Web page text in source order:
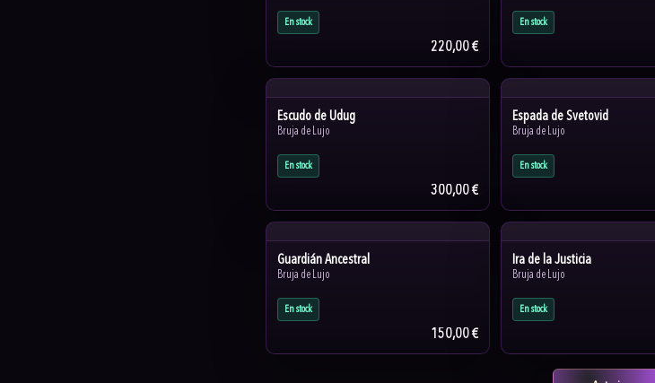
En stock
220,00 €
En stock
Escudo de Udug
Bruja de Lujo
En stock
300,00 €
Espada de Svetovid
Bruja de Lujo
En stock
Guardián Ancestral
Bruja de Lujo
En stock
150,00 €
Ira de la Justicia
Bruja de Lujo
En stock